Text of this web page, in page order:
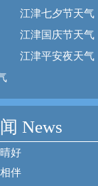
江津七夕节天气
江津国庆节天气
江津平安夜天气
News
好
伴